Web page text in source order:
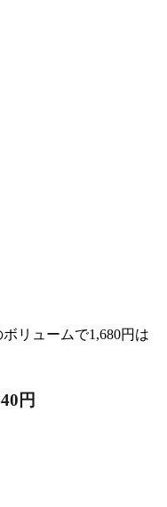
リュームで1,680円は
円